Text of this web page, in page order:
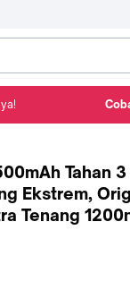
Tahan
Ekstrem,
Tenang